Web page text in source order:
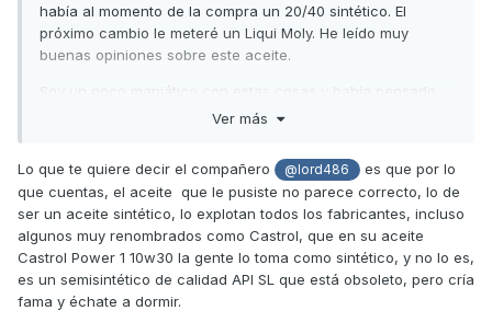
había al momento de la compra un 20/40 sintético. El
próximo cambio le meteré un Liqui Moly. He leído muy
buenas opiniones sobre este aceite.
Soy un poco maniático con estas cosas y había pensado
en que una limpieza del aceite para restar impurezas no
por 1L de aceite, por muy preparado que esté, es una
salvajada para un motor que casi siempre suele estar a un
régimen de revoluciones entre medio y alto para los que
solemos movernos en autovía/carretera. En mi opinión, el
límite debería de estar entre los 3500 y 4000 Kms., 5000 es
demasiado. Si lo pensamos friamente, en un coche son 5L
de media y el cambio suelen recomendarlo entre los 350 y
4000 Kms., en una moto no se debería de extender tanto. Es
Ver más
Lo que te quiere decir el compañero @lord486
es que por lo
que cuentas, el aceite que le pusiste no parece correcto, lo de
ser un aceite sintético, lo explotan todos los fabricantes, incluso
algunos muy renombrados como Castrol, que en su aceite
Castrol Power 1 10w30 la gente lo toma como sintético, y no lo es,
es un semisintético de calidad API SL que está obsoleto, pero cría
fama y échate a dormir.